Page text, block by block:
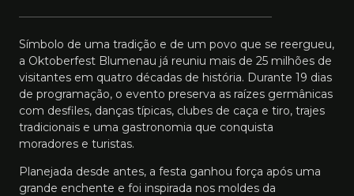
Símbolo de uma tradição e de um povo que se reergueu,
a Oktoberfest Blumenau já reuniu mais de 25 milhões de
visitantes em quatro décadas de história. Durante 19 dias
de programação, o evento preserva as raízes germânicas
com desfiles, danças típicas, clubes de caça e tiro, trajes
tradicionais e uma gastronomia que conquista
moradores e turistas.
Planejada desde antes, a festa ganhou força após uma
grande enchente e foi inspirada nos moldes da